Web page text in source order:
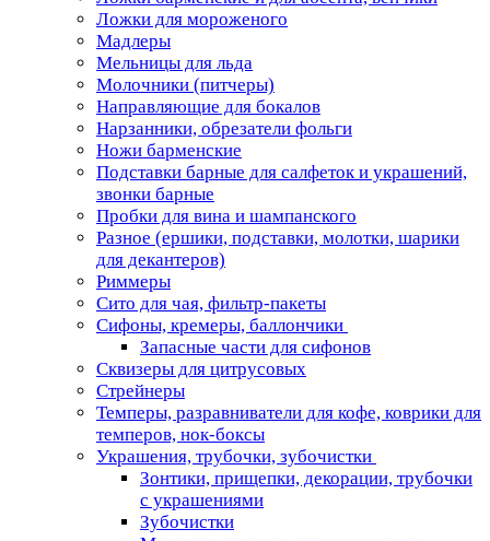
Ложки для мороженого
Мадлеры
Мельницы для льда
Молочники (питчеры)
Направляющие для бокалов
Нарзанники, обрезатели фольги
Ножи барменские
Подставки барные для салфеток и украшений,
звонки барные
Пробки для вина и шампанского
Разное (ершики, подставки, молотки, шарики
для декантеров)
Риммеры
Сито для чая, фильтр-пакеты
Сифоны, кремеры, баллончики
Запасные части для сифонов
Сквизеры для цитрусовых
Стрейнеры
Темперы, разравниватели для кофе, коврики для
темперов, нок-боксы
Украшения, трубочки, зубочистки
Зонтики, прищепки, декорации, трубочки
с украшениями
Зубочистки